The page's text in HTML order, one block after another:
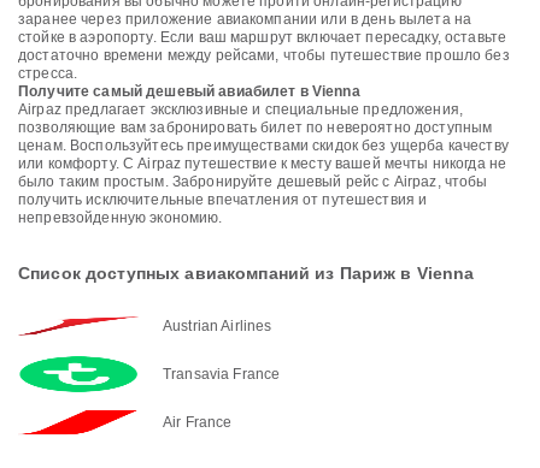
заранее через приложение авиакомпании или в день вылета на
стойке в аэропорту. Если ваш маршрут включает пересадку, оставьте
достаточно времени между рейсами, чтобы путешествие прошло без
стресса.
Получите самый дешевый авиабилет в Vienna
Airpaz предлагает эксклюзивные и специальные предложения,
позволяющие вам забронировать билет по невероятно доступным
ценам. Воспользуйтесь преимуществами скидок без ущерба качеству
или комфорту. С Airpaz путешествие к месту вашей мечты никогда не
было таким простым. Забронируйте дешевый рейс с Airpaz, чтобы
получить исключительные впечатления от путешествия и
непревзойденную экономию.
Список доступных авиакомпаний из Париж в Vienna
Austrian Airlines
Transavia France
Air France